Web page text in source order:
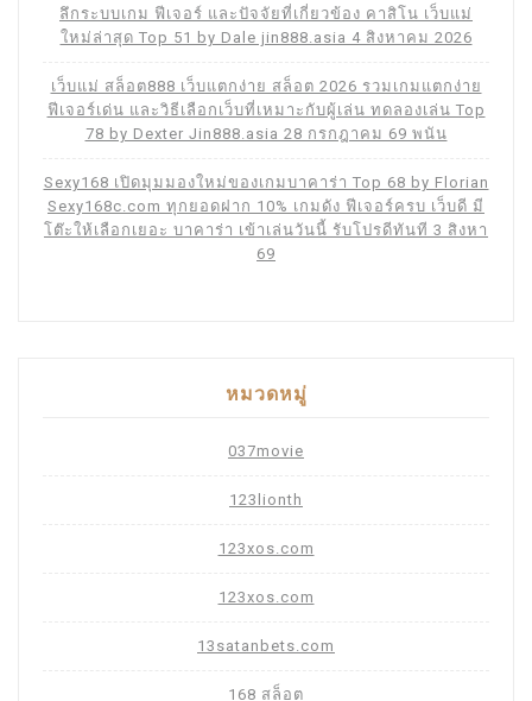
ลึกระบบเกม ฟีเจอร์ และปัจจัยที่เกี่ยวข้อง คาสิโน เว็บแม่
ใหม่ล่าสุด Top 51 by Dale jin888.asia 4 สิงหาคม 2026
เว็บแม่ สล็อต888 เว็บแตกง่าย สล็อต 2026 รวมเกมแตกง่าย
ฟีเจอร์เด่น และวิธีเลือกเว็บที่เหมาะกับผู้เล่น ทดลองเล่น Top
78 by Dexter Jin888.asia 28 กรกฎาคม 69 พนัน
Sexy168 เปิดมุมมองใหม่ของเกมบาคาร่า Top 68 by Florian
Sexy168c.com ทุกยอดฝาก 10% เกมดัง ฟีเจอร์ครบ เว็บดี มี
โต๊ะให้เลือกเยอะ บาคาร่า เข้าเล่นวันนี้ รับโปรดีทันที 3 สิงหา
69
หมวดหมู่
037movie
123lionth
123xos.com
123xos.com
13satanbets.com
168 สล็อต